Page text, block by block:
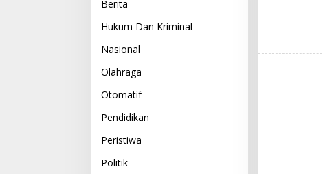
Berita
Hukum Dan Kriminal
Nasional
Olahraga
Otomatif
Pendidikan
Peristiwa
Politik